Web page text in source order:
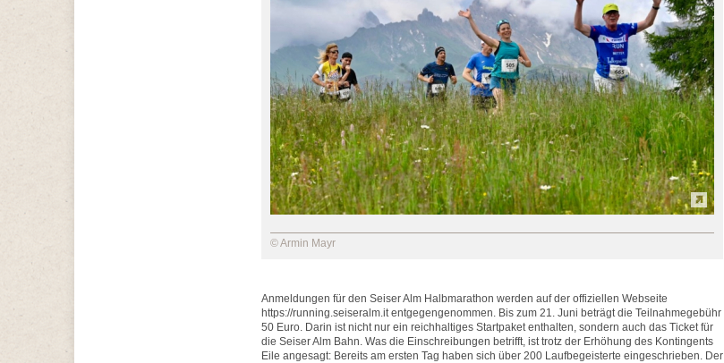
© Armin Mayr
Anmeldungen für den Seiser Alm Halbmarathon werden auf der offiziellen Webseite
https://running.seiseralm.it entgegengenommen. Bis zum 21. Juni beträgt die Teilnahmegebühr
50 Euro. Darin ist nicht nur ein reichhaltiges Startpaket enthalten, sondern auch das Ticket für
die Seiser Alm Bahn. Was die Einschreibungen betrifft, ist trotz der Erhöhung des Kontingents
Eile angesagt: Bereits am ersten Tag haben sich über 200 Laufbegeisterte eingeschrieben. Der